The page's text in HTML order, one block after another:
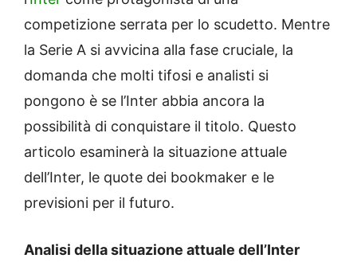
competizione serrata per lo scudetto. Mentre
la Serie A si avvicina alla fase cruciale, la
domanda che molti tifosi e analisti si
pongono è se l’Inter abbia ancora la
possibilità di conquistare il titolo. Questo
articolo esaminerà la situazione attuale
dell’Inter, le quote dei bookmaker e le
previsioni per il futuro.
Analisi della situazione attuale dell’Inter